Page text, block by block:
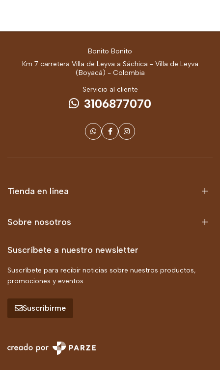
Bonito Bonito
Km 7 carretera Villa de Leyva a Sáchica - Villa de Leyva
(Boyacá) - Colombia
Servicio al cliente
3106877070
Tienda en línea
Sobre nosotros
Suscríbete a nuestro newsletter
Suscríbete para recibir noticias sobre nuestros productos,
promociones y eventos.
Suscribirme